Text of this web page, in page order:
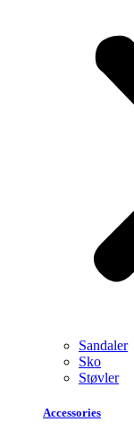
Sandaler
Sko
Støvler
Accessories